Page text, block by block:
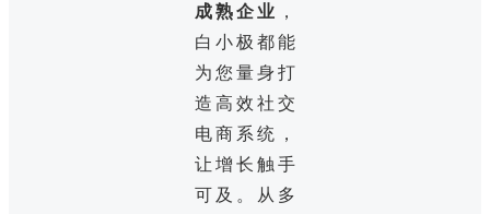
成熟企业 ，
白小极都能
为您量身打
造高效社交
电商系统，
让增长触手
可及。从多